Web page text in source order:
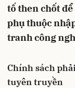
tố then chốt
phụ thuộc
tranh công
Chính sách
tuyên truyền